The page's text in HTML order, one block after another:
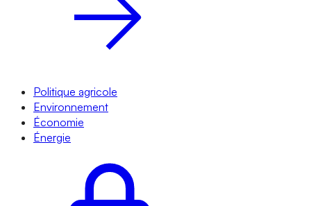
Politique agricole
Environnement
Économie
Énergie